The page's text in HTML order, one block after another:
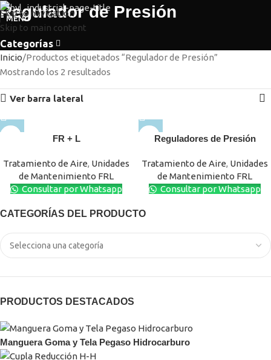
Skip to navigation
Skip to main content
MENÚ
Regulador de Presión
Categorías
CATEGORÍAS DEL PRODUCTO
PRODUCTOS DESTACADOS
Manguera Goma y Tela Pegaso Hidrocarburo
Inicio Productos etiquetados “Regulador de Presión”
Mostrando los 2 resultados
Ver barra lateral
FR + L
Tratamiento de Aire, Unidades
de Mantenimiento FRL
Consultar por Whatsapp
Reguladores de Presión
Tratamiento de Aire, Unidades
de Mantenimiento FRL
Consultar por Whatsapp